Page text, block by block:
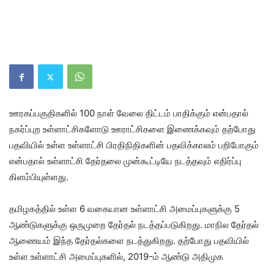
ஊரகப்பகுதிகளில் 100 நாள் வேலை திட்டம் பாதிக்கும் என்பதால்
நகர்ப்புற உள்ளாட்சிகளோடு ஊராட்சிகளை இணைக்கவும் தற்போது
பதவியில் உள்ள உள்ளாட்சி பிரதிநிதிகளின் பதவிக்காலம் பறிபோகும்
என்பதால் உள்ளாட்சி தேர்தலை முன்கூட்டியே நடத்தவும் எதிர்ப்பு
கிளம்பியுள்ளது.
தமிழகத்தில் உள்ள 6 வகையான உள்ளாட்சி அமைப்புகளுக்கு 5
ஆண்டுகளுக்கு ஒருமுறை தேர்தல் நடத்தப்படுகிறது. மாநில தேர்தல்
ஆணையம் இந்த தேர்தல்களை நடத்துகிறது. தற்போது பதவியில்
உள்ள உள்ளாட்சி அமைப்புகளில், 2019-ம் ஆண்டு அதிமுக